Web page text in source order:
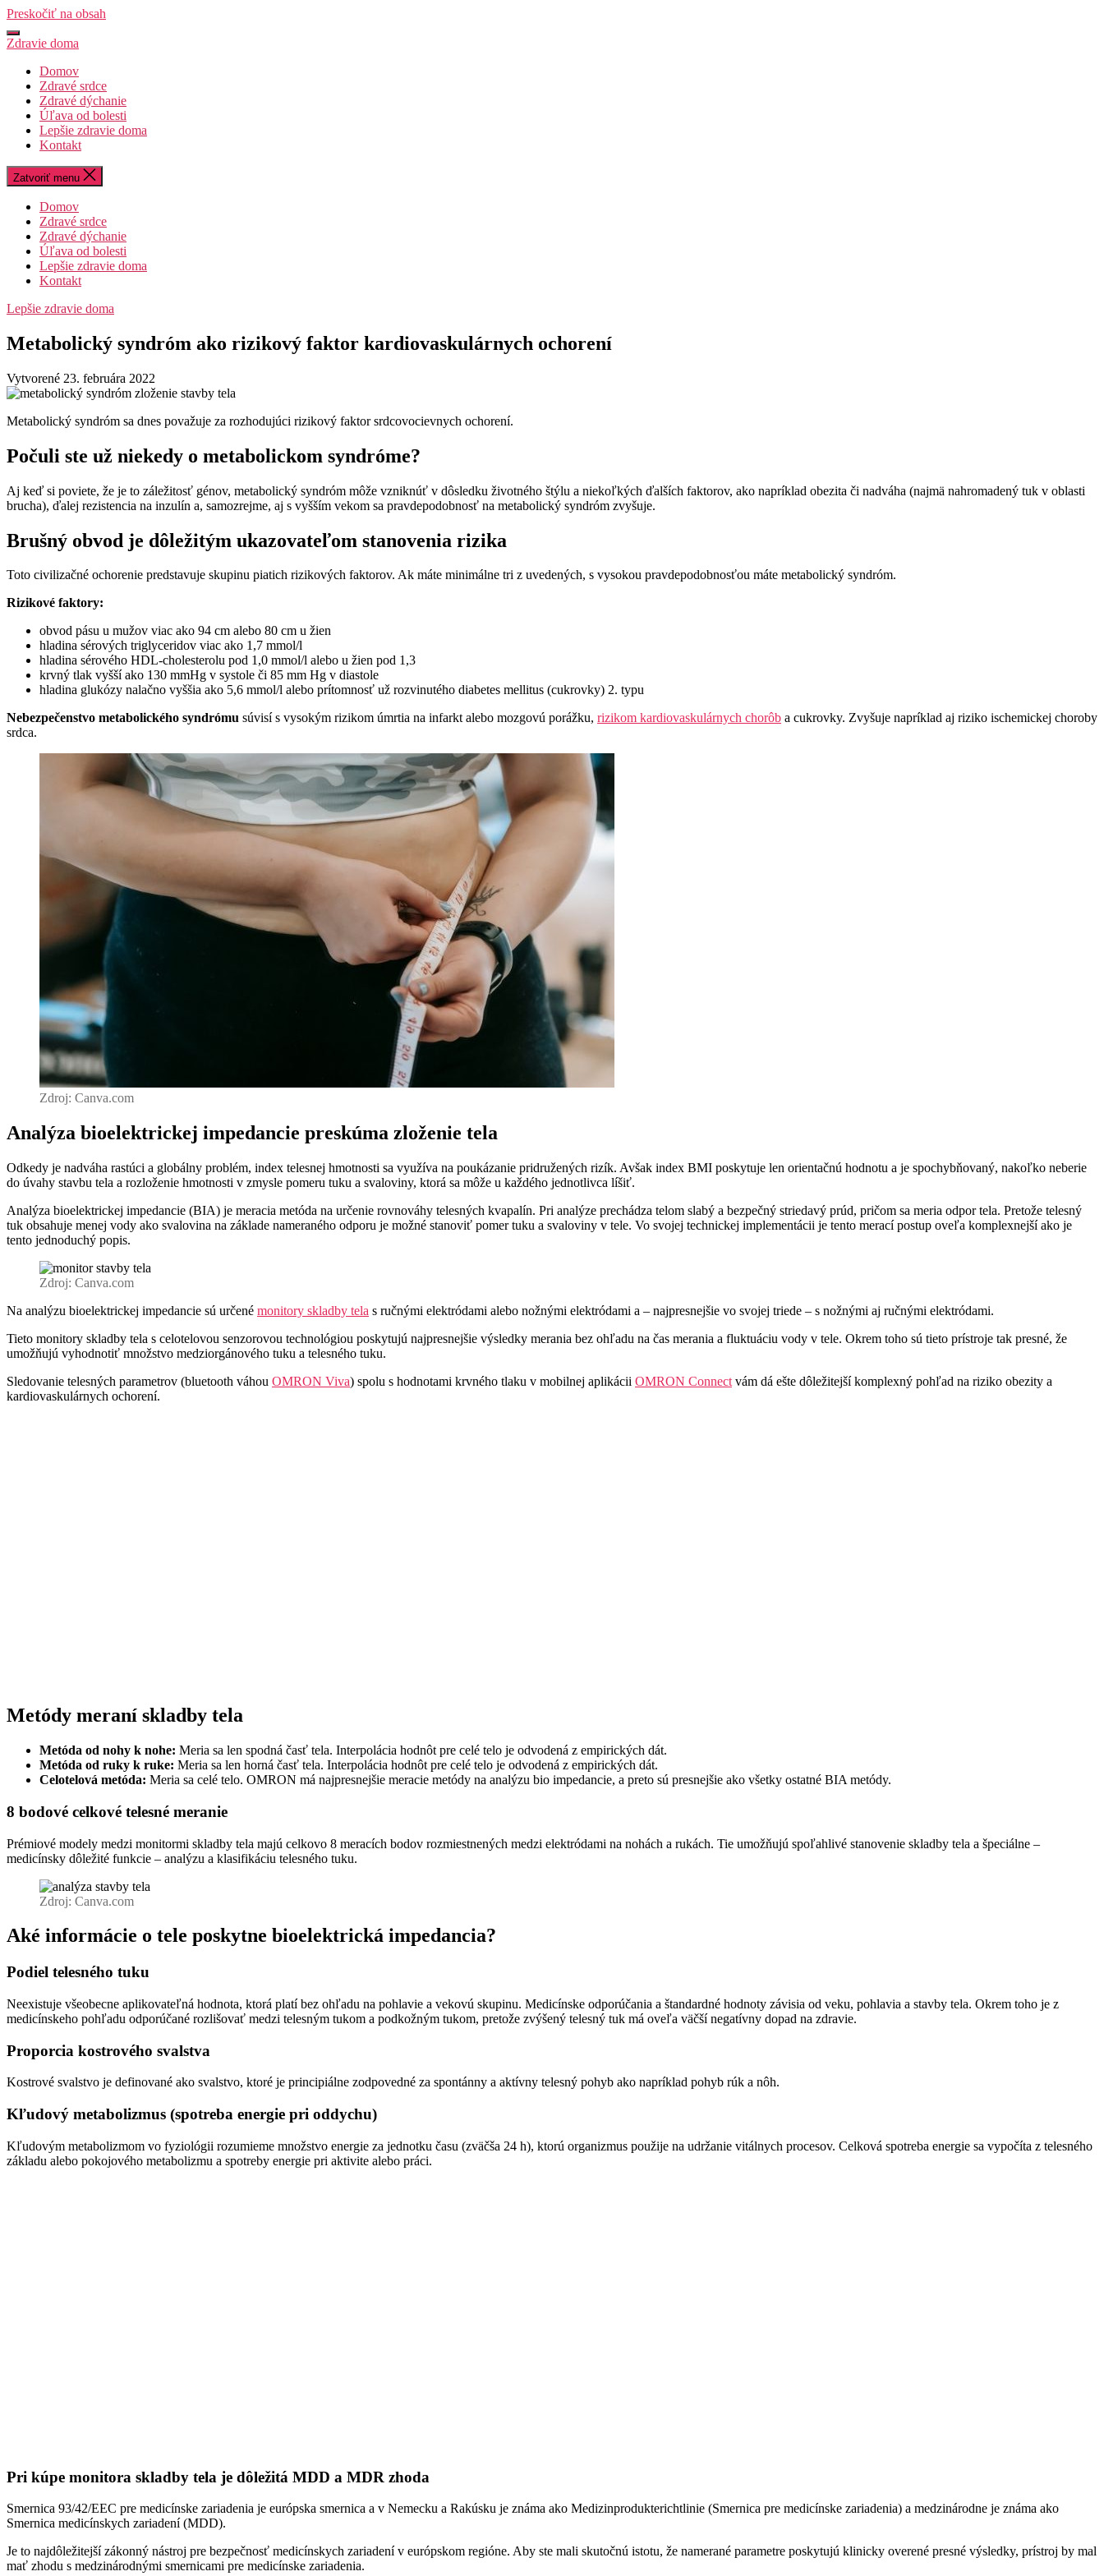
Preskočiť na obsah
Zdravie doma
Domov
Zdravé srdce
Zdravé dýchanie
Úľava od bolesti
Lepšie zdravie doma
Kontakt
Zatvoriť menu
Domov
Zdravé srdce
Zdravé dýchanie
Úľava od bolesti
Lepšie zdravie doma
Kontakt
Lepšie zdravie doma
Metabolický syndróm ako rizikový faktor kardiovaskulárnych ochorení
Vytvorené 23. februára 2022
Metabolický syndróm sa dnes považuje za rozhodujúci rizikový faktor srdcovocievnych ochorení.
Počuli ste už niekedy o metabolickom syndróme?
Aj keď si poviete, že je to záležitosť génov, metabolický syndróm môže vzniknúť v dôsledku životného štýlu a niekoľkých ďalších faktorov, ako napríklad obezita či nadváha (najmä nahromadený tuk v oblasti
brucha), ďalej rezistencia na inzulín a, samozrejme, aj s vyšším vekom sa pravdepodobnosť na metabolický syndróm zvyšuje.
Brušný obvod je dôležitým ukazovateľom stanovenia rizika
Toto civilizačné ochorenie predstavuje skupinu piatich rizikových faktorov. Ak máte minimálne tri z uvedených, s vysokou pravdepodobnosťou máte metabolický syndróm.
Rizikové faktory:
obvod pásu u mužov viac ako 94 cm alebo 80 cm u žien
hladina sérových triglyceridov viac ako 1,7 mmol/l
hladina sérového HDL-cholesterolu pod 1,0 mmol/l alebo u žien pod 1,3
krvný tlak vyšší ako 130 mmHg v systole či 85 mm Hg v diastole
hladina glukózy nalačno vyššia ako 5,6 mmol/l alebo prítomnosť už rozvinutého diabetes mellitus (cukrovky) 2. typu
Nebezpečenstvo metabolického syndrómu súvisí s vysokým rizikom úmrtia na infarkt alebo mozgovú porážku, rizikom kardiovaskulárnych chorôb a cukrovky. Zvyšuje napríklad aj riziko ischemickej choroby
srdca.
Zdroj: Canva.com
Analýza bioelektrickej impedancie preskúma zloženie tela
Odkedy je nadváha rastúci a globálny problém, index telesnej hmotnosti sa využíva na poukázanie pridružených rizík. Avšak index BMI poskytuje len orientačnú hodnotu a je spochybňovaný, nakoľko neberie
do úvahy stavbu tela a rozloženie hmotnosti v zmysle pomeru tuku a svaloviny, ktorá sa môže u každého jednotlivca líšiť.
Analýza bioelektrickej impedancie (BIA) je meracia metóda na určenie rovnováhy telesných kvapalín. Pri analýze prechádza telom slabý a bezpečný striedavý prúd, pričom sa meria odpor tela. Pretože telesný
tuk obsahuje menej vody ako svalovina na základe nameraného odporu je možné stanoviť pomer tuku a svaloviny v tele. Vo svojej technickej implementácii je tento merací postup oveľa komplexnejší ako je
tento jednoduchý popis.
Zdroj: Canva.com
Na analýzu bioelektrickej impedancie sú určené monitory skladby tela s ručnými elektródami alebo nožnými elektródami a – najpresnejšie vo svojej triede – s nožnými aj ručnými elektródami.
Tieto monitory skladby tela s celotelovou senzorovou technológiou poskytujú najpresnejšie výsledky merania bez ohľadu na čas merania a fluktuáciu vody v tele. Okrem toho sú tieto prístroje tak presné, že
umožňujú vyhodnotiť množstvo medziorgánového tuku a telesného tuku.
Sledovanie telesných parametrov (bluetooth váhou OMRON Viva) spolu s hodnotami krvného tlaku v mobilnej aplikácii OMRON Connect vám dá ešte dôležitejší komplexný pohľad na riziko obezity a
kardiovaskulárnych ochorení.
Metódy meraní skladby tela
Metóda od nohy k nohe: Meria sa len spodná časť tela. Interpolácia hodnôt pre celé telo je odvodená z empirických dát.
Metóda od ruky k ruke: Meria sa len horná časť tela. Interpolácia hodnôt pre celé telo je odvodená z empirických dát.
Celotelová metóda: Meria sa celé telo. OMRON má najpresnejšie meracie metódy na analýzu bio impedancie, a preto sú presnejšie ako všetky ostatné BIA metódy.
8 bodové celkové telesné meranie
Prémiové modely medzi monitormi skladby tela majú celkovo 8 meracích bodov rozmiestnených medzi elektródami na nohách a rukách. Tie umožňujú spoľahlivé stanovenie skladby tela a špeciálne –
medicínsky dôležité funkcie – analýzu a klasifikáciu telesného tuku.
Zdroj: Canva.com
Aké informácie o tele poskytne bioelektrická impedancia?
Podiel telesného tuku
Neexistuje všeobecne aplikovateľná hodnota, ktorá platí bez ohľadu na pohlavie a vekovú skupinu. Medicínske odporúčania a štandardné hodnoty závisia od veku, pohlavia a stavby tela. Okrem toho je z
medicínskeho pohľadu odporúčané rozlišovať medzi telesným tukom a podkožným tukom, pretože zvýšený telesný tuk má oveľa väčší negatívny dopad na zdravie.
Proporcia kostrového svalstva
Kostrové svalstvo je definované ako svalstvo, ktoré je principiálne zodpovedné za spontánny a aktívny telesný pohyb ako napríklad pohyb rúk a nôh.
Kľudový metabolizmus (spotreba energie pri oddychu)
Kľudovým metabolizmom vo fyziológii rozumieme množstvo energie za jednotku času (zväčša 24 h), ktorú organizmus použije na udržanie vitálnych procesov. Celková spotreba energie sa vypočíta z telesného
základu alebo pokojového metabolizmu a spotreby energie pri aktivite alebo práci.
Pri kúpe monitora skladby tela je dôležitá MDD a MDR zhoda
Smernica 93/42/EEC pre medicínske zariadenia je európska smernica a v Nemecku a Rakúsku je známa ako Medizinprodukterichtlinie (Smernica pre medicínske zariadenia) a medzinárodne je známa ako
Smernica medicínskych zariadení (MDD).
Je to najdôležitejší zákonný nástroj pre bezpečnosť medicínskych zariadení v európskom regióne. Aby ste mali skutočnú istotu, že namerané parametre poskytujú klinicky overené presné výsledky, prístroj by mal
mať zhodu s medzinárodnými smernicami pre medicínske zariadenia.